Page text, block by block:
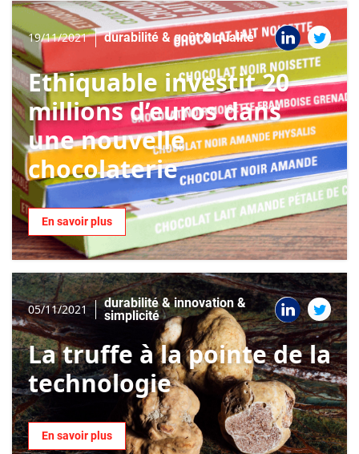
19/11/2021 durabilité & goût & qualité
Ethiquable investit 20
millions d’euros dans
une nouvelle
chocolaterie
En savoir plus
05/11/2021
durabilité & innovation &
simplicité
La truffe à la pointe de la
technologie
En savoir plus